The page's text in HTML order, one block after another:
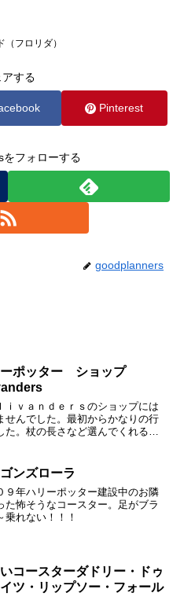
フロリダ）
アする
Pinterest
フォローする
goodplanners
ーポッター ショップ
ｉｖａｎｄｅｒｓのショップには
せんでした。最初からかなりの行
た。杖の長さなど選んでくれるの
～詳細はここに書いてありまし
で国際郵送してくれる...
ゴンズローラ
９年ハリーポッター建設中のお隣
た怖そうなコースター。足がブラ
乗れない！！！
コースターダドリー・ドゥ
ツ・リップソー・フォール